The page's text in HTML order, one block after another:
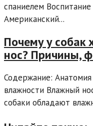
спаниелем
Американский...
Почему у
нос? Причины,
Содержание: Анатомия
влажности Влажный
собаки обладают